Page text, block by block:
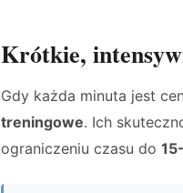
Krótkie,
Gdy każda minuta jest
treningowe. Ich
ograniczeniu czasu do